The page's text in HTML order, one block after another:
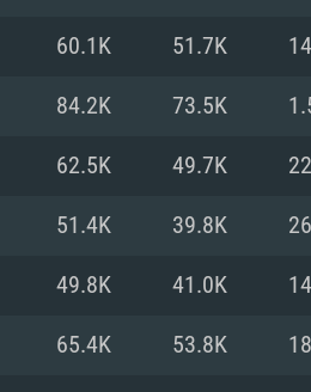
10/11 (64 bit)
Core i5 또는
이상
DirectX 11 이상을
OS Big Sur 11.0
i7 (Intel Xeon 은
20.04 64bit
Core i7
Vulkan 을 지원하고,
60.1K 51.7K
84.2K 73.5K
62.5K 49.7K
51.4K 39.8K
49.8K 41.0K
65.4K 53.8K